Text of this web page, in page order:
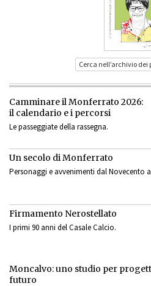
Cerca nell’archivio dei
Camminare il Monferrato 2026:
il calendario e i percorsi
Le passeggiate della rassegna.
Un secolo di Monferrato
Personaggi e avvenimenti dal Novecento
Firmamento Nerostellato
I primi 90 anni del Casale Calcio.
Moncalvo: uno studio per
futuro